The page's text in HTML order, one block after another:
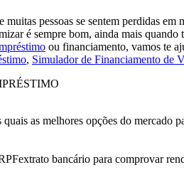
pessoas se sentem perdidas
é sempre bom, ainda mais
ou financiamento, vamos te
, Simulador de Financiamento de
as melhores opções do mercado
extrato bancário para comprovar